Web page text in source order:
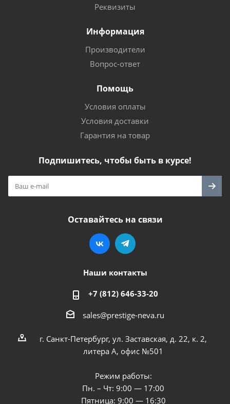
Реквизиты
Информация
Производители
Вопрос-ответ
Помощь
Условия оплаты
Условия доставки
Гарантия на товар
Подпишитесь, чтобы быть в курсе!
Оставайтесь на связи
Наши контакты
+7 (812) 646-33-20
sales@prestige-neva.ru
г. Санкт-Петербург, ул. Заставская, д. 22, к. 2,
литера А, офис №501
Режим работы:
Пн. – Чт: 9:00 — 17:00
Пятница: 9:00 — 16:30